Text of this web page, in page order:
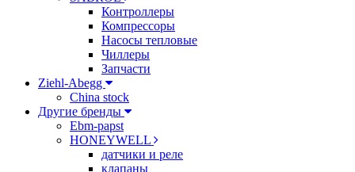
Контроллеры
Компрессоры
Насосы тепловые
Чиллеры
Запчасти
Ziehl-Abegg
China stock
Другие бренды
Ebm-papst
HONEYWELL
датчики и реле
клапаны